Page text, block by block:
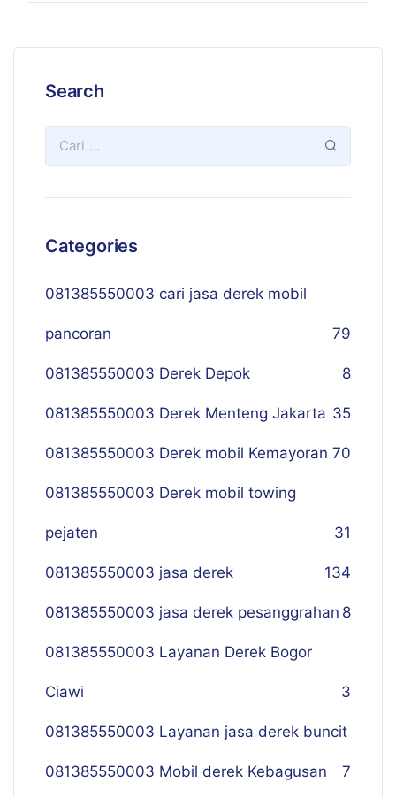
Search
Categories
081385550003 cari jasa derek mobil
pancoran 79
081385550003 Derek Depok 8
081385550003 Derek Menteng Jakarta 35
081385550003 Derek mobil Kemayoran 70
081385550003 Derek mobil towing
pejaten 31
081385550003 jasa derek 134
081385550003 jasa derek pesanggrahan 8
081385550003 Layanan Derek Bogor
Ciawi 3
081385550003 Layanan jasa derek buncit
7
081385550003 Mobil derek Kebagusan